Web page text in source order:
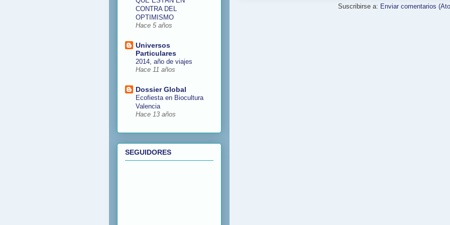
Suscribirse a: Enviar comentarios
CONTRA DEL
OPTIMISMO
Hace 5 años
Universos
Particulares
2014, año de viajes
Hace 11 años
Dossier Global
Ecofiesta en Biocultura
Valencia
Hace 13 años
SEGUIDORES